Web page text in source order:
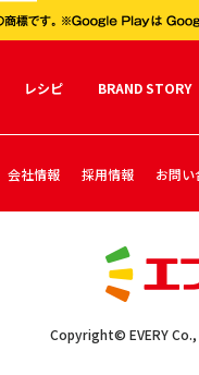
レシピ BRAND STORY
会社情報 採用情報 お問い
Copyright© EVERY